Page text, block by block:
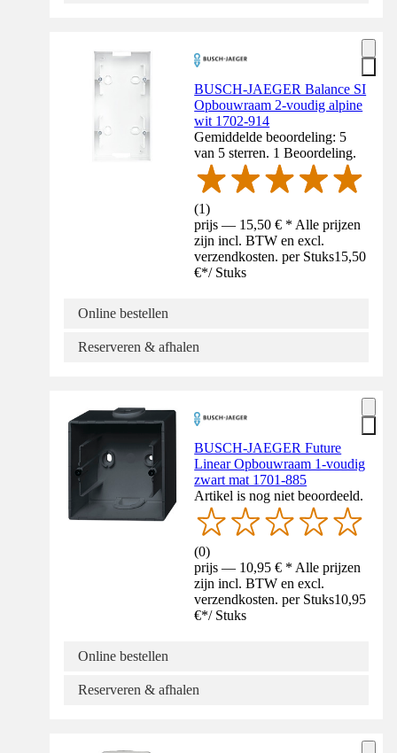
BUSCH-JAEGER Balance SI
Opbouwraam 2-voudig alpine
wit 1702-914
Gemiddelde beoordeling: 5
van 5 sterren. 1 Beoordeling.
(1)
prijs — 15,50 € * Alle prijzen
zijn incl. BTW en excl.
verzendkosten. per Stuks15,50
€*/ Stuks
Online bestellen
Reserveren & afhalen
BUSCH-JAEGER Future
Linear Opbouwraam 1-voudig
zwart mat 1701-885
Artikel is nog niet beoordeeld.
(0)
prijs — 10,95 € * Alle prijzen
zijn incl. BTW en excl.
verzendkosten. per Stuks10,95
€*/ Stuks
Online bestellen
Reserveren & afhalen